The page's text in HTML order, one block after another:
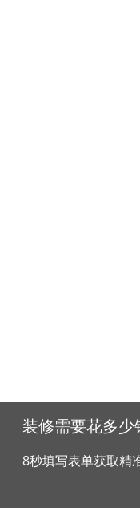
装修需要花多少
8秒填写表单获取精